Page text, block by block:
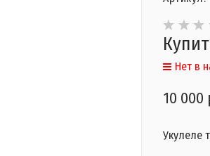
Нет в
10 000
Укулеле